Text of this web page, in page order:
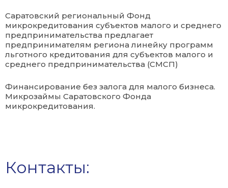
Саратовский региональный Фонд
микрокредитования субъектов малого и среднего
предпринимательства предлагает
предпринимателям региона линейку программ
льготного кредитования для субъектов малого и
среднего предпринимательства (СМСП)
Финансирование без залога для малого бизнеса.
Микрозаймы Саратовского Фонда
микрокредитования.
Контакты: